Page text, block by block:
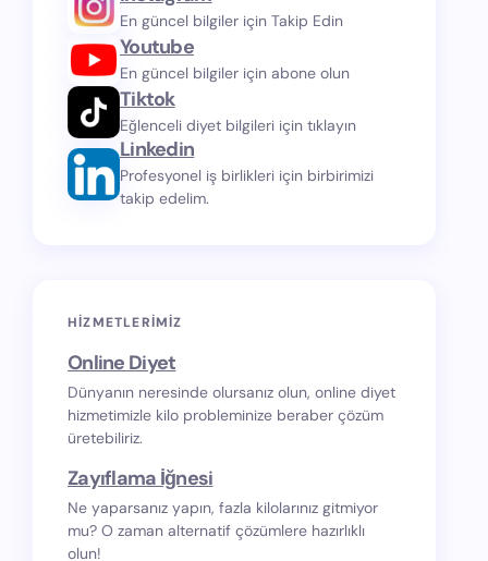
En güncel bilgiler için Takip Edin
Youtube
En güncel bilgiler için abone olun
Tiktok
Eğlenceli diyet bilgileri için tıklayın
Linkedin
Profesyonel iş birlikleri için birbirimizi
takip edelim.
HIZMETLERIMIZ
Online Diyet
Dünyanın neresinde olursanız olun, online diyet
hizmetimizle kilo probleminize beraber çözüm
üretebiliriz.
Zayıflama İğnesi
Ne yaparsanız yapın, fazla kilolarınız gitmiyor
mu? O zaman alternatif çözümlere hazırlıklı
olun!